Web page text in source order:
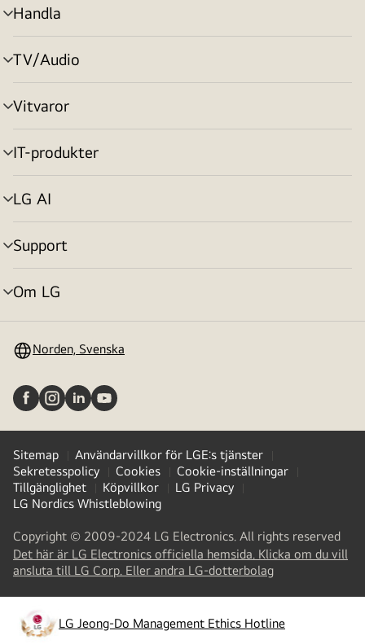
Handla
menyväxling
TV/Audio
menyväxling
Vitvaror
menyväxling
IT-produkter
menyväxling
LG AI
menyväxling
Support
menyväxling
Om LG
menyväxling
Norden, Svenska
Sitemap
Användarvillkor för LGE:s tjänster
Sekretesspolicy
Cookies
Cookie-inställningar
Tillgänglighet
Köpvillkor
LG Privacy
LG Nordics Whistleblowing
Copyright © 2009-2024 LG Electronics. All rights reserved
Det här är LG Electronics officiella hemsida. Klicka om du vill
ansluta till LG Corp. Eller andra LG-dotterbolag(
a
new
tab
LG Jeong-Do Management Ethics Hotline
opens